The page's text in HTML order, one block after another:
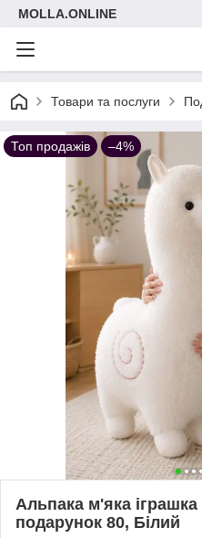
MOLLA.ONLINE
Товари та послуги
Топ продажів –4%
Альпака м'яка
подарунок 80, Білий